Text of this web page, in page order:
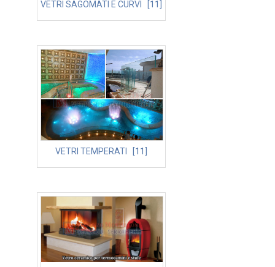
VETRI SAGOMATI E CURVI [11]
VETRI TEMPERATI [11]